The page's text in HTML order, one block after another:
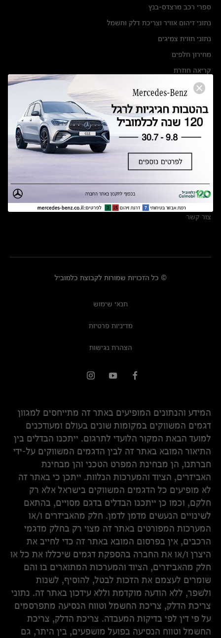
ספרי רכב מרצדס-בנץ
נתוני זיהום אוויר וצריכת דלק וחשמל
נתוני תווית צמיגים
מחירון חלפים
קריאה חוזרת
הודעה על הטבות לרכבי מרצדס בהסדר פשרה בתצ 56447-02-19
תקנון ימי מכירות 120 לכלמוביל
מצאו אותנו
אולמות תצוגה
מרכזי שירות
צור קשר
© כל הזכויות שמורות לקבוצת כלמוביל
תנאי שימוש
מדיניות פרטיות
הצהרת נגישות
המידע והנתונים המופיעים באתר זה מתייחסים למגוון
דגמים המשווקים במקומות שונים בעולם ומעודכנים
למועד הבאת המקור הלועדי לתרגום. ייתכנו הבדלים בין
התיאור המובא באתר זה לבין הדגמים המשווקים על-ידי
חברתנו, הן מבחינת המפרט הטכני והן מבחינת
האביזרים, הציוד והמערכות הנלוות. ייתכן כי באתר זה
לא מופיעים כל הדגמים המשווקים בישראל אלא רק
חלקם, וכמו כן ייתכנו הבדלים בדגם מסויים, בהתאם
לשינויים הנעשים מדמן לדמן. חלק מהאביזרים ו/או
המערכות המפורטים באתר זה מצוי רק בחלק מדגמי
הרכבים, אין בפרסום המובא באתר זה כדי לחייב את
היצרן ו/או את החברה בהספקת דגמים שיכללו את כל או
חלק מהאביזרים, הציוד והמערכות המתוארים בו והם
שומרים לעצמם את הזכות לבטל, להוסיף, לשנות
ולשפר, ללא הודעה מוקדמת וללא עידכון באתר זה. נתוני
צריכת הדלק, צריכת החשמל וטווח הנסיעה מתפרסמים
על פי דין לפי בדיקות המעבדה. צריכת הדלק, צריכת
החשמל וטווח הנסיעה בפועל מושפעים, בין היתר, גם